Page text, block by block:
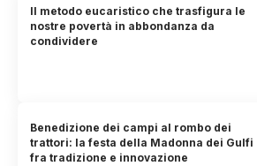
Il metodo eucaristico che trasfigura le
nostre povertà in abbondanza da
condividere
Benedizione dei campi al rombo dei
trattori: la festa della Madonna dei Gulfi
fra tradizione e innovazione